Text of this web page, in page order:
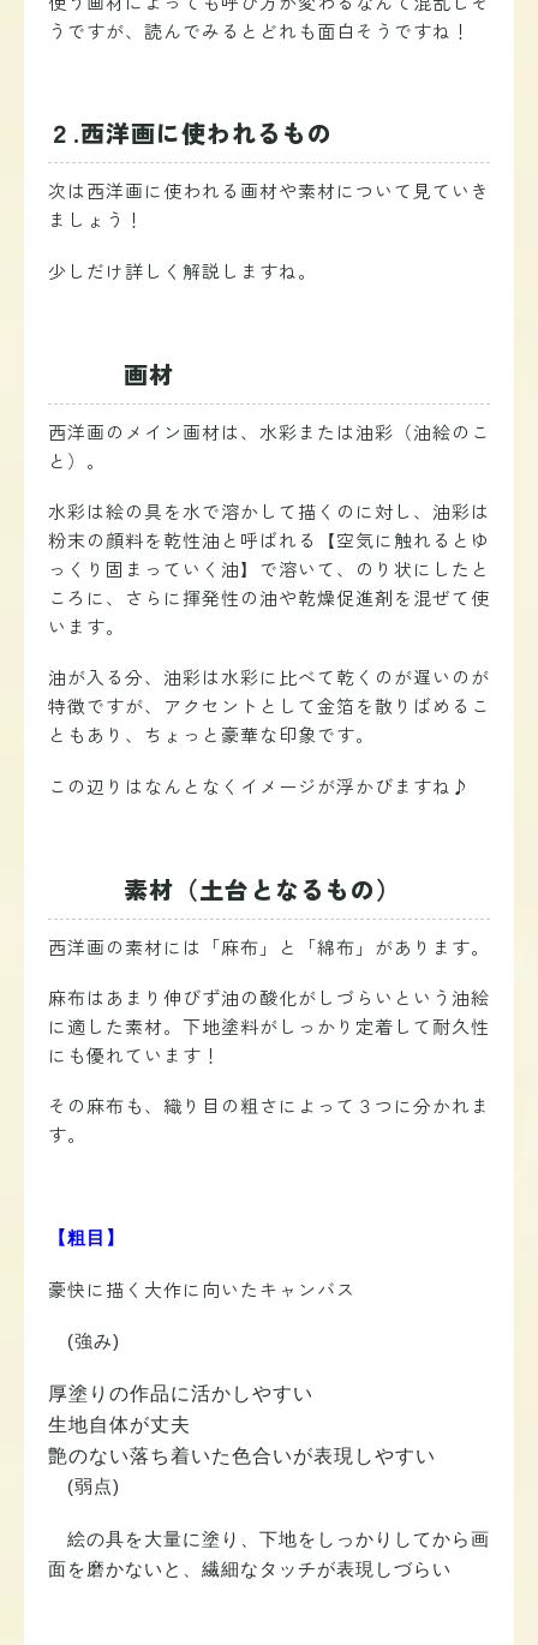
うですが、読んでみるとどれも面白そうですね！
２.西洋画に使われるもの
次は西洋画に使われる画材や素材について見ていき
ましょう！
少しだけ詳しく解説しますね。
画材
西洋画のメイン画材は、水彩または油彩（油絵のこ
と）。
水彩は絵の具を水で溶かして描くのに対し、油彩は
粉末の顔料を乾性油と呼ばれる【空気に触れるとゆ
っくり固まっていく油】で溶いて、のり状にしたと
ころに、さらに揮発性の油や乾燥促進剤を混ぜて使
います。
油が入る分、油彩は水彩に比べて乾くのが遅いのが
特徴ですが、 アクセントとして金箔を散りばめるこ
ともあり、ちょっと豪華な印象です。
この辺りはなんとなくイメージが浮かびますね♪
素材（土台となるもの）
西洋画の素材には「麻布」と「綿布」があります。
麻布はあまり伸びず油の酸化がしづらいという油絵
に適した素材。下地塗料がしっかり定着して耐久性
にも優れています！
その麻布も、織り目の粗さによって３つに分かれま
す。
【粗目】
豪快に描く大作に向いたキャンバス
(強み)
厚塗りの作品に活かしやすい
生地自体が丈夫
艶のない落ち着いた色合いが表現しやすい
(弱点)
絵の具を大量に塗り、下地をしっかりしてから画
面を磨かないと、繊細なタッチが表現しづらい